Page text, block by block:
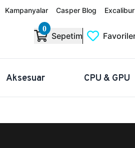
Kampanyalar Casper Blog
0
Sepetim
Aksesuar CPU & GPU